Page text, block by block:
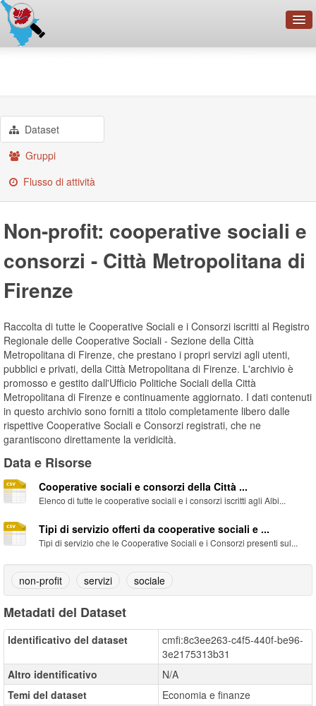
Dataset
Gruppi
Flusso di attività
Non-profit: cooperative sociali e
consorzi - Città Metropolitana di
Firenze
Raccolta di tutte le Cooperative Sociali e i Consorzi iscritti al Registro
Regionale delle Cooperative Sociali - Sezione della Città
Metropolitana di Firenze, che prestano i propri servizi agli utenti,
pubblici e privati, della Città Metropolitana di Firenze. L'archivio è
promosso e gestito dall'Ufficio Politiche Sociali della Città
Metropolitana di Firenze e continuamente aggiornato. I dati contenuti
in questo archivio sono forniti a titolo completamente libero dalle
rispettive Cooperative Sociali e Consorzi registrati, che ne
garantiscono direttamente la veridicità.
Data e Risorse
Cooperative sociali e consorzi della Città ...
Elenco di tutte le cooperative sociali e i consorzi iscritti agli Albi...
Tipi di servizio offerti da cooperative sociali e ...
Tipi di servizio che le Cooperative Sociali e i Consorzi presenti sul...
non-profit servizi sociale
Metadati del Dataset
Identificativo del dataset
cmfi:8c3ee263-c4f5-440f-be96-
3e2175313b31
Altro identificativo
N/A
Temi del dataset
Economia e finanze